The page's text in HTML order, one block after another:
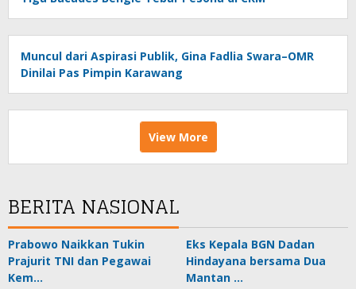
Muncul dari Aspirasi Publik, Gina Fadlia Swara–OMR
Dinilai Pas Pimpin Karawang
View More
BERITA NASIONAL
Prabowo Naikkan Tukin
Prajurit TNI dan Pegawai
Kem…
Eks Kepala BGN Dadan
Hindayana bersama Dua
Mantan …